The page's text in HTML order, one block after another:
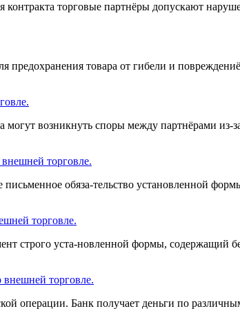
контракта торговые партнёры допускают
предохранения товара от гибели и
возникнуть споры между партнёрами из-
торговле.
письменное обяза-тельство установленной
торговле.
строго уста-новленной формы, содержащий
внешней торговле.
операции. Банк получает деньги по